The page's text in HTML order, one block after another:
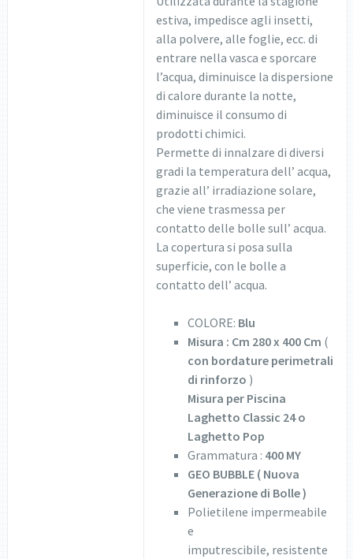
estiva, impedisce agli insetti,
alla polvere, alle foglie, ecc. di
entrare nella vasca e sporcare
l’acqua, diminuisce la dispersione
di calore durante la notte,
diminuisce il consumo di
prodotti chimici.
Permette di innalzare di diversi
gradi la temperatura dell’ acqua,
grazie all’ irradiazione solare,
che viene trasmessa per
contatto delle bolle sull’ acqua.
La copertura si posa sulla
superficie, con le bolle a
contatto dell’ acqua.
COLORE: Blu
Misura : Cm 280 x 400 Cm (
con bordature perimetrali
di rinforzo )
Misura per Piscina
Laghetto Classic 24 o
Laghetto Pop
Grammatura : 400 MY
GEO BUBBLE ( Nuova
Generazione di Bolle )
Polietilene impermeabile
e
imputrescibile, resistente